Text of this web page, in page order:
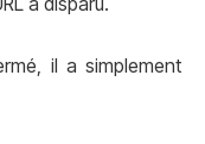
il a simplement